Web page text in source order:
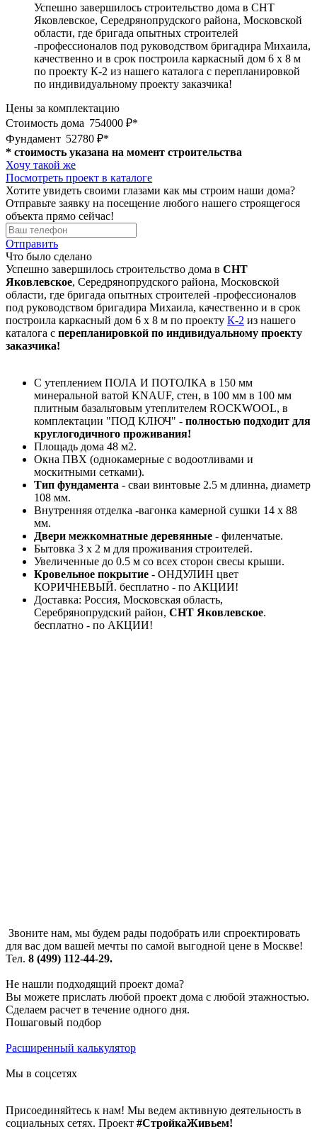
Успешно завершилось строительство дома в СНТ
Яковлевское, Середрянопрудского района, Московской
области, где бригада опытных строителей
-профессионалов под руководством бригадира Михаила,
качественно и в срок построила каркасный дом 6 х 8 м
по проекту К-2 из нашего каталога с перепланировкой
по индивидуальному проекту заказчика!
Цены за комплектацию
Стоимость дома 754000 ₽*
Фундамент 52780 ₽*
* стоимость указана на момент строительства
Хочу такой же
Посмотреть проект в каталоге
Хотите увидеть своими глазами как мы строим наши дома?
Отправьте заявку на посещение любого нашего строящегося
объекта прямо сейчас!
Отправить
Что было сделано
Успешно завершилось строительство дома в СНТ
Яковлевское, Середрянопрудского района, Московской
области, где бригада опытных строителей -профессионалов
под руководством бригадира Михаила, качественно и в срок
построила каркасный дом 6 х 8 м по проекту К-2 из нашего
каталога с перепланировкой по индивидуальному проекту
заказчика!
C утеплением ПОЛА И ПОТОЛКА в 150 мм
минеральной ватой KNAUF, стен, в 100 мм в 100 мм
плитным базальтовым утеплителем ROCKWOOL, в
комплектации "ПОД КЛЮЧ" - полностью подходит для
круглогодичного проживания!
Площадь дома 48 м2.
Окна ПВХ (однокамерные с водоотливами и
москитными сетками).
Тип фундамента - сваи винтовые 2.5 м длинна, диаметр
108 мм.
Внутренняя отделка -вагонка камерной сушки 14 х 88
мм.
Двери межкомнатные деревянные - филенчатые.
Бытовка 3 х 2 м для проживания строителей.
Увеличенные до 0.5 м со всех сторон свесы крыши.
Кровельное покрытие - ОНДУЛИН цвет
КОРИЧНЕВЫЙ. бесплатно - по АКЦИИ!
Доставка: Россия, Московская область,
Серебрянопрудский район, СНТ Яковлевское.
бесплатно - по АКЦИИ!
Звоните нам, мы будем рады подобрать или спроектировать
для вас дом вашей мечты по самой выгодной цене в Москве!
Тел. 8 (499) 112-44-29.
Не нашли подходящий проект дома?
Вы можете прислать любой проект дома с любой этажностью.
Сделаем расчет в течение одного дня.
Пошаговый подбор
Расширенный калькулятор
Мы в соцсетях
Присоединяйтесь к нам! Мы ведем активную деятельность в
социальных сетях. Проект #СтройкаЖивьем!